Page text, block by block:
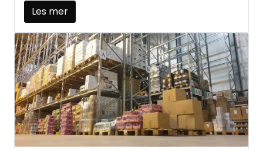
forbund, klinikker og bedrifter som vil styrke
merkevaren sin med et produkt kundene tar
med hjem.
Les mer